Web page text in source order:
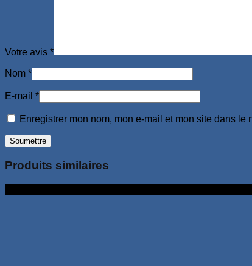
Votre avis *
Nom *
E-mail *
Enregistrer mon nom, mon e-mail et mon site dans
Produits similaires